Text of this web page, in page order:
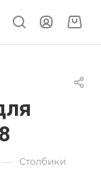
— Столбики